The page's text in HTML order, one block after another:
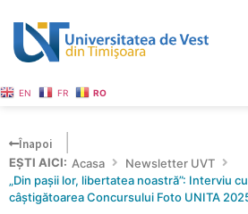
EN FR RO
Înapoi
EȘTI AICI: Acasa
Newsletter UVT
„Din pașii lor, libertatea noastră”: Interviu
câștigătoarea Concursului Foto UNITA